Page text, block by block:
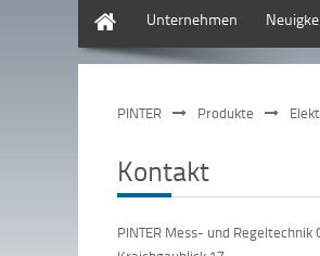
Unternehmen
PINTER Produkte
Kontakt
PINTER Mess- und Regeltechnik